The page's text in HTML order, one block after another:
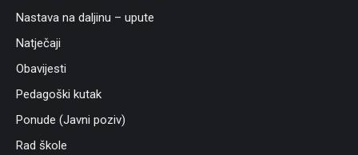
Nastava na daljinu – upute
Natječaji
Obavijesti
Pedagoški kutak
Ponude (Javni poziv)
Rad škole